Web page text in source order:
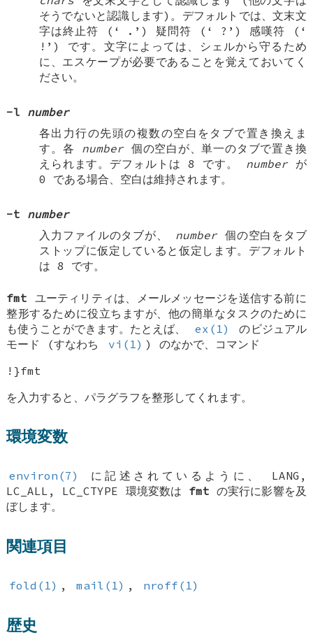
そうでないと認識します)。デフォルトでは、文末文
字は終止符 (‘
. ’) 疑問符 (‘ ? ’) 感嘆符 (‘
! ’) です。文字によっては、シェルから守るため
に、エスケープが必要であることを覚えておいてく
ださい。
-l number
各出力行の先頭の複数の空白をタブで置き換えま
す。各 number個の空白が、単一のタブで置き換
えられます。デフォルトは 8 です。 numberが
0 である場合、空白は維持されます。
-t number
入力ファイルのタブが、 number個の空白をタブ
ストップに仮定していると仮定します。デフォルト
は 8 です。
fmt ユーティリティは、メールメッセージを送信する前に
整形するために役立ちますが、他の簡単なタスクのために
も使うことができます。たとえば、
ex(1)
のビジュアル
モード (すなわち
vi(1) ) のなかで、コマンド
!}fmt
を入力すると、パラグラフを整形してくれます。
環境変数
environ(7) に記述されているように、 LANG ,
LC_ALL , LC_CTYPE 環境変数は fmt の実行に影響を及
ぼします。
関連項目
fold(1) , mail(1) , nroff(1)
歴史